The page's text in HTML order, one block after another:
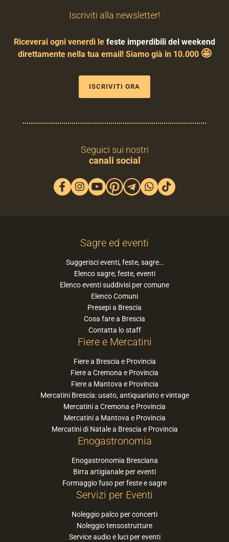
Iscriviti alla newsletter!
Riceverai ogni venerdì le feste imperdibili del weekend
direttamente nella tua email! Siamo già in 10.000 🤩
ISCRIVITI ORA
Seguici sui nostri
canali social
Sagre ed eventi
Suggerisci eventi, feste, sagre…
Elenco sagre, feste, eventi
Elenco eventi suddivisi per comune
Elenco Comuni
Presepi a Brescia
Cosa fare a Brescia
Contatta lo staff
Fiere e Mercatini
Fiere a Brescia e Provincia
Fiere a Cremona e Provincia
Fiere a Mantova e Provincia
Mercatini Brescia: usato, antiquariato e vintage
Mercatini a Cremona e Provincia
Mercatini a Mantova e Provincia
Mercatini di Natale a Brescia e Provincia
Enogastronomia
Enogastronomia Bresciana
Birra artigianale per eventi
Formaggio fuso per feste e sagre
Servizi per Eventi
Noleggio palco per concerti
Noleggio tensostrutture
Service audio e luci per eventi